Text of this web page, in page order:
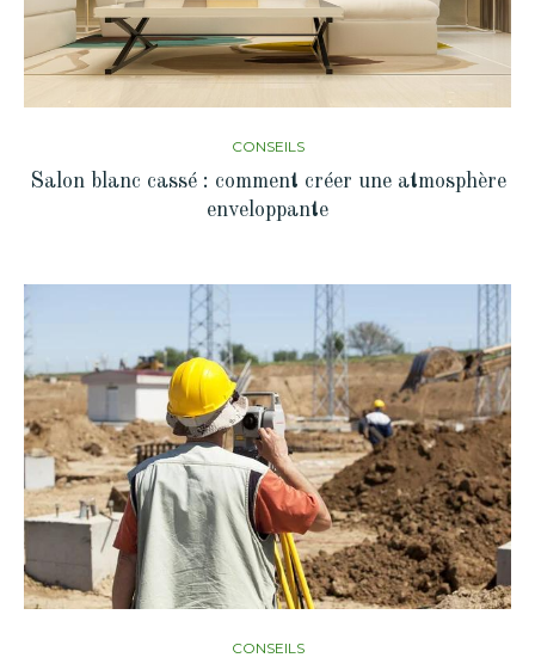
CONSEILS
Salon blanc cassé : comment créer une atmosphère
enveloppante
CONSEILS